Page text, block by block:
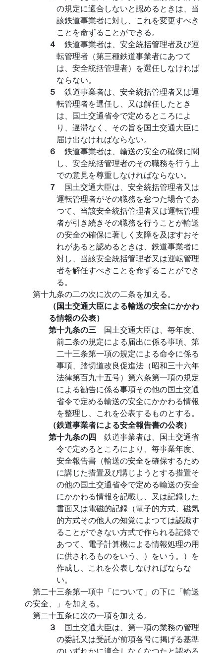
の規定に適合しないと認めるときは、当
該鉄道事業者に対し、これを変更すべき
ことを命ずることができる。
４ 鉄道事業者は、安全統括管理者及び運
転管理者（第三種鉄道事業者にあつて
は、安全統括管理者）を選任しなければ
ならない。
５ 鉄道事業者は、安全統括管理者又は運
転管理者を選任し、又は解任したとき
は、国土交通省令で定めるところによ
り、遅滞なく、その旨を国土交通大臣に
届け出なければならない。
６ 鉄道事業者は、輸送の安全の確保に関
し、安全統括管理者のその職務を行う上
での意見を尊重しなければならない。
７ 国土交通大臣は、安全統括管理者又は
運転管理者がその職務を怠つた場合であ
つて、当該安全統括管理者又は運転管理
者が引き続きその職務を行うことが輸送
の安全の確保に著しく支障を及ぼすおそ
れがあると認めるときは、鉄道事業者に
対し、当該安全統括管理者又は運転管理
者を解任すべきことを命ずることができ
る。
第十九条の二の次に次の二条を加える。
（国土交通大臣による輸送の安全にかかわ
る情報の公表）
第十九条の三 国土交通大臣は、毎年度、
前二条の規定による届出に係る事項、第
二十三条第一項の規定による命令に係る
事項、踏切道改良促進法（昭和三十六年
法律第百九十五号）第六条第一項の規定
による勧告に係る事項その他の国土交通
省令で定める輸送の安全にかかわる情報
を整理し、これを公表するものとする。
（鉄道事業者による安全報告書の公表）
第十九条の四 鉄道事業者は、国土交通省
令で定めるところにより、毎事業年度、
安全報告書（輸送の安全を確保するため
に講じた措置及び講じようとする措置そ
の他の国土交通省令で定める輸送の安全
にかかわる情報を記載し、又は記録した
書面又は電磁的記録（電子的方式、磁気
的方式その他人の知覚によつては認識す
ることができない方式で作られる記録で
あつて、電子計算機による情報処理の用
に供されるものをいう。）をいう。）を
作成し、これを公表しなければならな
い。
第二十三条第一項中「について」の下に「輸送
の安全、」を加える。
第二十五条に次の一項を加える。
３ 国土交通大臣は、第一項の業務の管理
の委託又は受託が前項各号に掲げる基準